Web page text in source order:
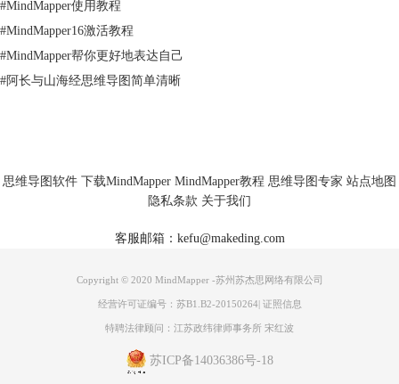
图片4：领导组
宣传组有主要负责人和副负责人，副负责人需要管理下属的文案组和图片
#MindMapper使用教程
#MindMapper16激活教程
#MindMapper帮你更好地表达自己
#阿长与山海经思维导图简单清晰
思维导图软件 下载MindMapper MindMapper教程 思维导图专家 站点地图
隐私条款 关于我们
客服邮箱：kefu@makeding.com
Copyright © 2020 MindMapper -苏州苏杰思网络有限公司
经营许可证编号：苏B1.B2-20150264| 证照信息
特聘法律顾问：江苏政纬律师事务所 宋红波
苏ICP备14036386号-18